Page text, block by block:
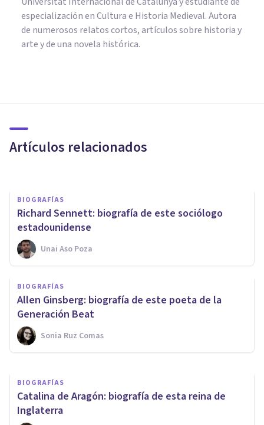
especialización en Cultura e Historia Medieval. Autora
de numerosos relatos cortos, artículos sobre historia y
arte y de una novela histórica.
Artículos relacionados
este filósofo alemán
BIOGRAFÍAS
Richard Sennett: biografía de este sociólogo
estadounidense
Unai Aso Poza
BIOGRAFÍAS
Allen Ginsberg: biografía de este poeta de la
Generación Beat
Sonia Ruz Comas
Karl Pearson: biografía de este
matemático y bioestadístico
Nahum Montagud Rubio
BIOGRAFÍAS
Catalina de Aragón: biografía de esta reina de
Inglaterra